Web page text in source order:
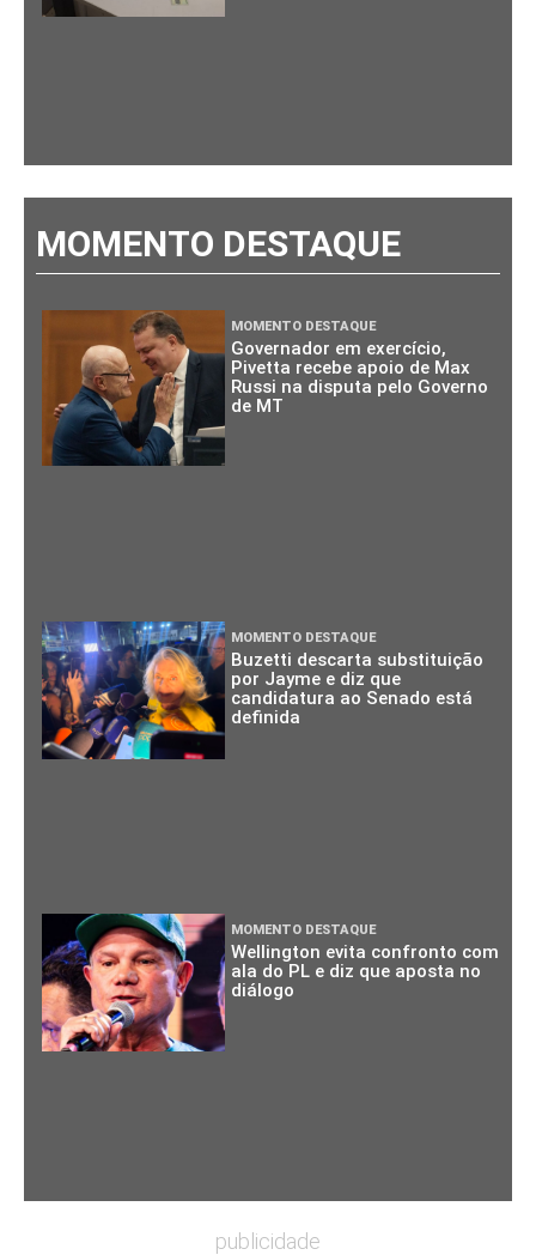
MOMENTO DESTAQUE
MOMENTO DESTAQUE
Governador em exercício,
Pivetta recebe apoio de Max
Russi na disputa pelo Governo
de MT
MOMENTO DESTAQUE
Buzetti descarta substituição
por Jayme e diz que
candidatura ao Senado está
definida
MOMENTO DESTAQUE
Wellington evita confronto com
ala do PL e diz que aposta no
diálogo
publicidade